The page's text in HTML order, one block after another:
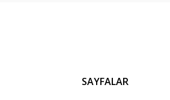
SAYFALAR